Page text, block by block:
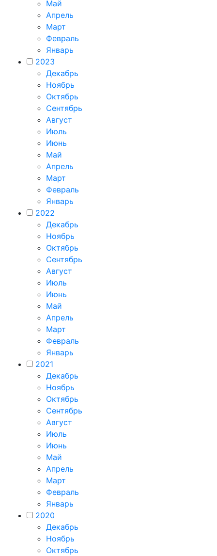
Май
Апрель
Март
Февраль
Январь
2023
Декабрь
Ноябрь
Октябрь
Сентябрь
Август
Июль
Июнь
Май
Апрель
Март
Февраль
Январь
2022
Декабрь
Ноябрь
Октябрь
Сентябрь
Август
Июль
Июнь
Май
Апрель
Март
Февраль
Январь
2021
Декабрь
Ноябрь
Октябрь
Сентябрь
Август
Июль
Июнь
Май
Апрель
Март
Февраль
Январь
2020
Декабрь
Ноябрь
Октябрь